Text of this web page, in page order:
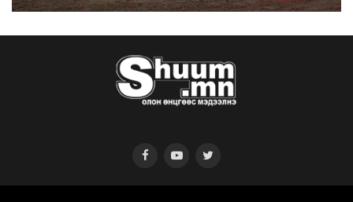
Автомашины улсын дугаар сондгой
тоогоор төгссөн бо...